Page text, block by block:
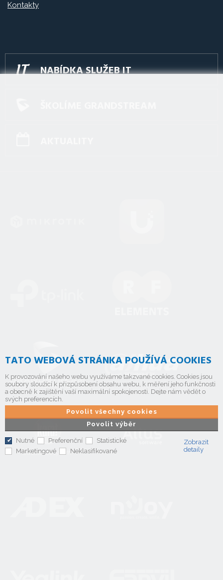
Kontakty
NABÍDKA SLUŽEB IT
TATO WEBOVÁ STRÁNKA POUŽÍVÁ COOKIES
K provozování našeho webu využíváme takzvané cookies. Cookies jsou
soubory sloužící k přizpůsobení obsahu webu, k měření jeho funkčnosti
a obecně k zajištění vaší maximální spokojenosti. Dejte nám vědět o
svých preferencích.
Povolit výběr
Povolit všechny cookies
Nutné Preferenční
Statistické
Marketingové
Neklasifikované
Zobrazit
detaily